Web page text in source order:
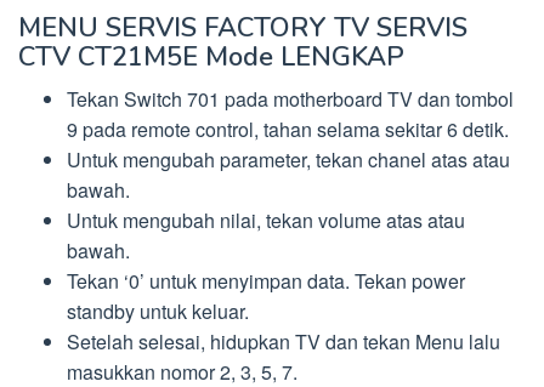
MENU SERVIS FACTORY TV SERVIS
CTV CT21M5E Mode LENGKAP
Tekan Switch 701 pada motherboard TV dan tombol
9 pada remote control, tahan selama sekitar 6 detik.
Untuk mengubah parameter, tekan chanel atas atau
bawah.
Untuk mengubah nilai, tekan volume atas atau
bawah.
Tekan ‘0’ untuk menyimpan data. Tekan power
standby untuk keluar.
Setelah selesai, hidupkan TV dan tekan Menu lalu
masukkan nomor 2, 3, 5, 7.